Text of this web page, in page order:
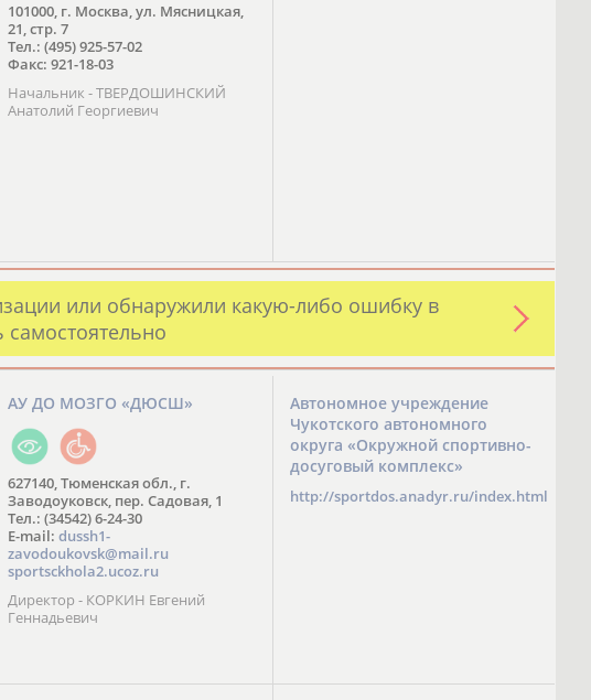
101000, г. Москва, ул. Мясницкая,
21, стр. 7
Тел.: (495) 925-57-02
Факс: 921-18-03
Начальник - ТВЕРДОШИНСКИЙ
Анатолий Георгиевич
или обнаружили какую-либо ошибку в
АУ ДО МОЗГО «ДЮСШ»
627140, Тюменская обл., г.
Заводоуковск, пер. Садовая, 1
Тел.: (34542) 6-24-30
​E-mail: dussh1-
zavodoukovsk@mail.ru
sportsckhola2.ucoz.ru
Директор - КОРКИН Евгений
Геннадьевич
Автономное учреждение
Чукотского автономного
округа «Окружной спортивно-
досуговый комплекс»
http://sportdos.anadyr.ru/index.html